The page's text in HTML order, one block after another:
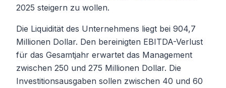
2025 steigern zu wollen.
Die Liquidität des Unternehmens liegt bei 904,7
Millionen Dollar. Den bereinigten EBITDA-Verlust
für das Gesamtjahr erwartet das Management
zwischen 250 und 275 Millionen Dollar. Die
Investitionsausgaben sollen zwischen 40 und 60